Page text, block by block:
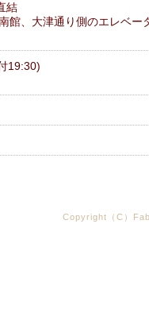
結
館、大津通り側のエレベー
19:30)
Copyright（C）